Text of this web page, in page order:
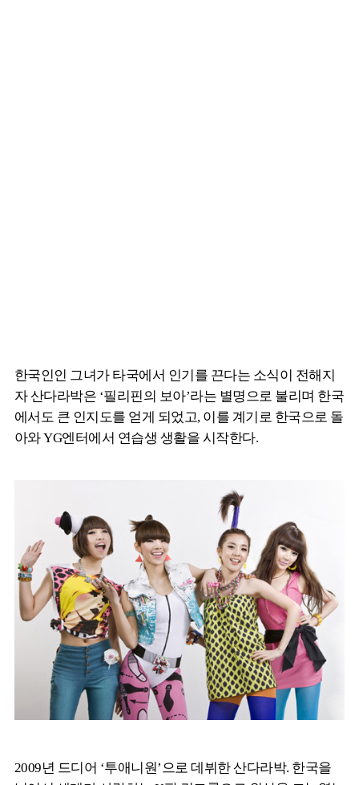
한국인인 그녀가 타국에서 인기를 끈다는 소식이 전해지
자 산다라박은 ‘필리핀의 보아’라는 별명으로 불리며 한국
에서도 큰 인지도를 얻게 되었고, 이를 계기로 한국으로 돌
아와 YG엔터에서 연습생 생활을 시작한다.
2009년 드디어 ‘투애니원’으로 데뷔한 산다라박. 한국을